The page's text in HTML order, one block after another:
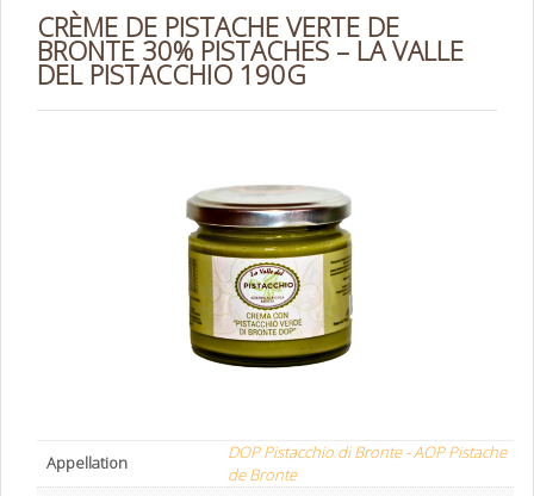
CRÈME DE PISTACHE VERTE DE
BRONTE 30% PISTACHES – LA VALLE
DEL PISTACCHIO 190G
Appellation
DOP Pistacchio di Bronte - AOP Pistache
de Bronte